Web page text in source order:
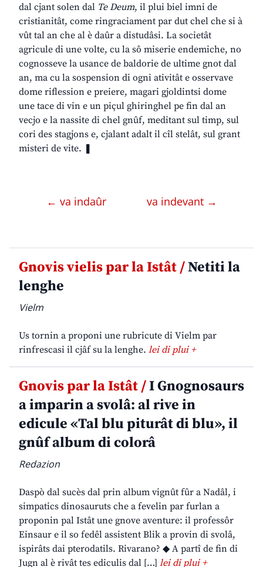
dal cjant solen dal Te Deum, il plui biel imni de
cristianitât, come ringraciament par dut chel che si à
vût tal an che al è daûr a distudâsi. La societât
agricule di une volte, cu la sô miserie endemiche, no
cognosseve la usance de baldorie de ultime gnot dal
an, ma cu la sospension di ogni ativitât e osservave
dome riflession e preiere, magari gjoldintsi dome
une tace di vin e un piçul ghiringhel pe fin dal an
vecjo e la nassite di chel gnûf, meditant sul timp, sul
cori des stagjons e, cjalant adalt il cîl stelât, sul grant
misteri de vite. ❚
← va indaûr va indevant →
Gnovis vielis par la Istât /Netiti la
lenghe
Vielm
Us tornin a proponi une rubricute di Vielm par
rinfrescasi il cjâf su la lenghe. lei di plui +
Gnovis par la Istât /I Gnognosaurs
a imparin a svolâ: al rive in
edicule «Tal blu piturât di blu», il
gnûf album di colorâ
Redazion
Daspò dal sucès dal prin album vignût fûr a Nadâl, i
simpatics dinosauruts che a fevelin par furlan a
proponin pal Istât une gnove aventure: il professôr
Einsaur e il so fedêl assistent Blik a provin di svolâ,
ispirâts dai pterodatils. Rivarano? ◆ A partî de fin di
Jugn al è rivât tes ediculis dal […] lei di plui +